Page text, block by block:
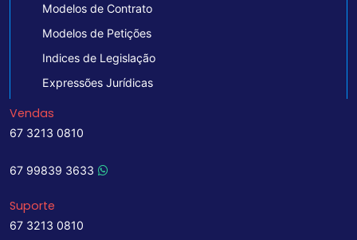
Modelos de Contrato
Modelos de Petições
Indices de Legislação
Expressões Jurídicas
Vendas
67 3213 0810
67 99839 3633
Suporte
67 3213 0810